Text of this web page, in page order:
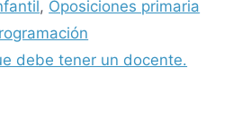
, Oposiciones primaria
debe tener un docente.